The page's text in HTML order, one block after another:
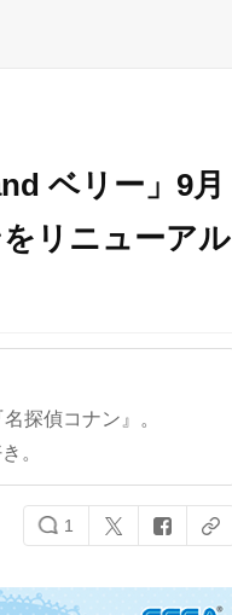
ベリー」9月
リニューアル
探偵コナン』。
。
1